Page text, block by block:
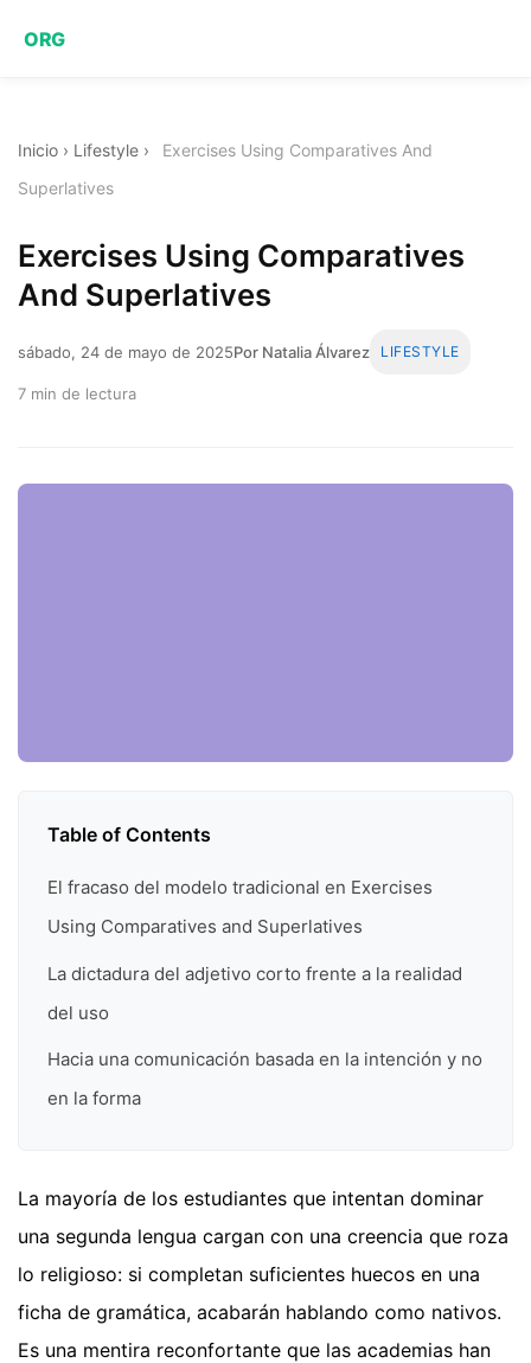
ORG
Inicio › Lifestyle ›
Exercises Using Comparatives And
Superlatives
Exercises Using Comparatives
And Superlatives
sábado, 24 de mayo de 2025Por Natalia Álvarez LIFESTYLE
7 min de lectura
Table of Contents
El fracaso del modelo tradicional en Exercises
Using Comparatives and Superlatives
La dictadura del adjetivo corto frente a la realidad
del uso
Hacia una comunicación basada en la intención y no
en la forma
La mayoría de los estudiantes que intentan dominar
una segunda lengua cargan con una creencia que roza
lo religioso: si completan suficientes huecos en una
ficha de gramática, acabarán hablando como nativos.
Es una mentira reconfortante que las academias han